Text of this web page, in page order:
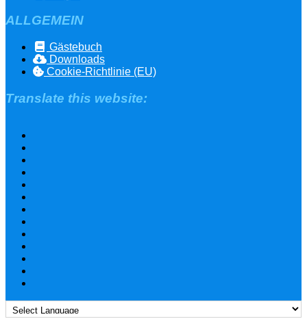
ALLGEMEIN
Gästebuch
Downloads
Cookie-Richtlinie (EU)
Translate this website: